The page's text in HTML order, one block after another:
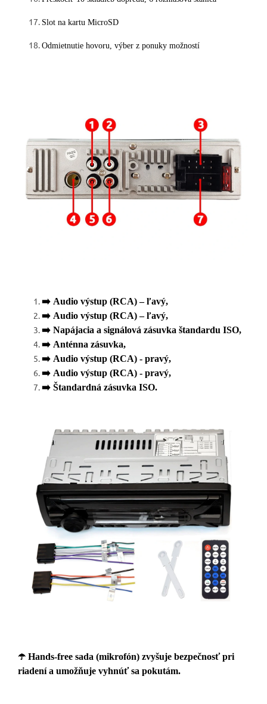
Slot na kartu MicroSD
Odmietnutie hovoru, výber z ponuky možností
➡️ Audio výstup (RCA) – ľavý,
➡️ Audio výstup (RCA) – ľavý,
➡️ Napájacia a signálová zásuvka štandardu ISO,
➡️ Anténna zásuvka,
➡️ Audio výstup (RCA) - pravý,
➡️ Audio výstup (RCA) - pravý,
➡️ Štandardná zásuvka ISO.
☂️ Hands-free sada (mikrofón) zvyšuje bezpečnosť pri
riadení a umožňuje vyhnúť sa pokutám.